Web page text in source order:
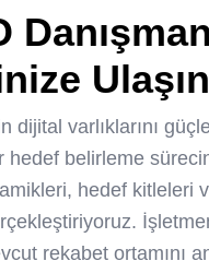
Ulaşın
dijital varlıklarını
hedef belirleme
hedef kitleleri
rekabet ortamını